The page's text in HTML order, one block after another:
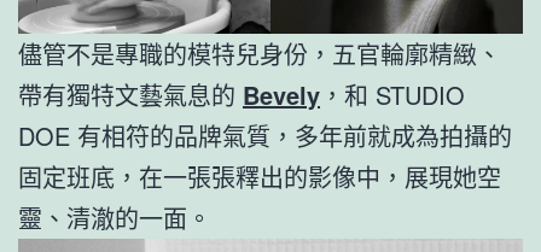
儘管不是專職的模特兒身份，五官輪廓精緻、
帶有獨特文藝氣息的 Bevely ，和 STUDIO
DOE 有相符的品牌氣質，多年前就成為拍攝的
固定班底，在一張張釋出的影像中，展現她空
靈、清澈的一面。